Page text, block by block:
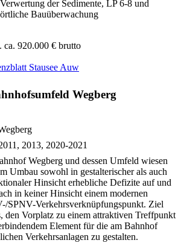
Verwertung der Sedimente, LP 6-8 und
örtliche Bauüberwachung
ca. 920.000 € brutto
Stausee Auw
Wegberg
2013, 2020-2021
Wegberg und dessen Umfeld wiesen
Umbau sowohl in gestalterischer als auch
Hinsicht erhebliche Defizite auf und
in keiner Hinsicht einem modernen
SPNV-Verkehrsverknüpfungspunkt. Ziel
den Vorplatz zu einem attraktiven Treffpunkt
Element für die am Bahnhof
Verkehrsanlagen zu gestalten.